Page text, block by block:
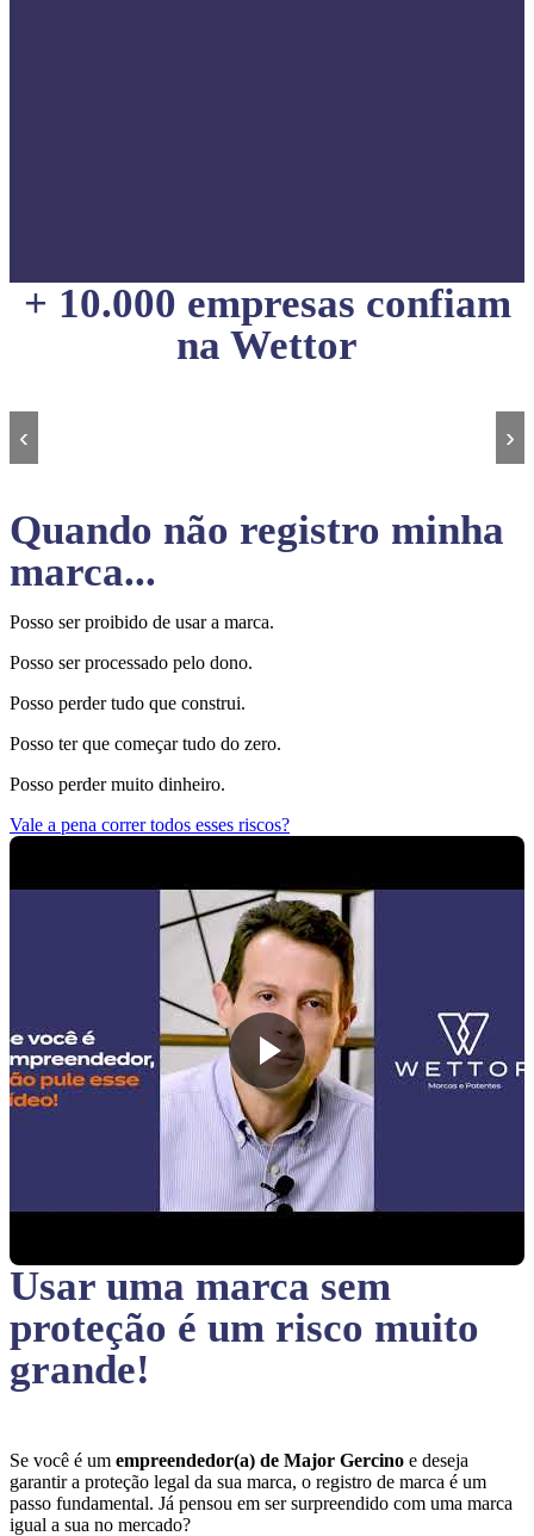
+ 10.000 empresas confiam
na Wettor
‹ ›
Quando não registro minha
marca...
Posso ser proibido de usar a marca.
Posso ser processado pelo dono.
Posso perder tudo que construi.
Posso ter que começar tudo do zero.
Posso perder muito dinheiro.
Vale a pena correr todos esses riscos?
Usar uma marca sem
proteção é um risco muito
grande!
Se você é um empreendedor(a) de Major Gercino e deseja
garantir a proteção legal da sua marca, o registro de marca é um
passo fundamental. Já pensou em ser surpreendido com uma marca
igual a sua no mercado?